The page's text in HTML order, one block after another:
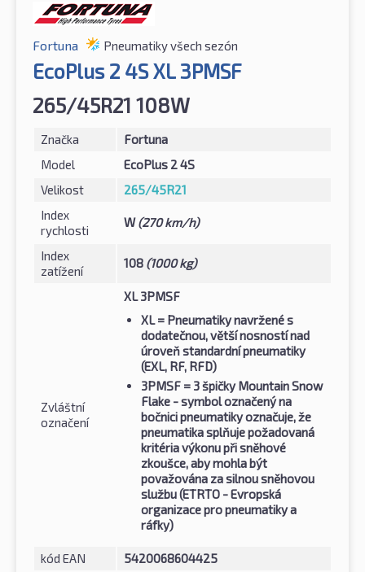
Fortuna Pneumatiky všech sezón
EcoPlus 2 4S XL 3PMSF
265/45R21 108W
Značka
Fortuna
Model
EcoPlus 2 4S
Velikost
265/45R21
Index
rychlosti
W(270 km/h)
Index
zatížení
108 (1000 kg)
Zvláštní
označení
XL 3PMSF
XL = Pneumatiky navržené s
dodatečnou, větší nosností nad
úroveň standardní pneumatiky
(EXL, RF, RFD)
3PMSF = 3 špičky Mountain Snow
Flake - symbol označený na
bočnici pneumatiky označuje, že
pneumatika splňuje požadovaná
kritéria výkonu při sněhové
zkoušce, aby mohla být
považována za silnou sněhovou
službu (ETRTO - Evropská
organizace pro pneumatiky a
ráfky)
kód EAN 5420068604425